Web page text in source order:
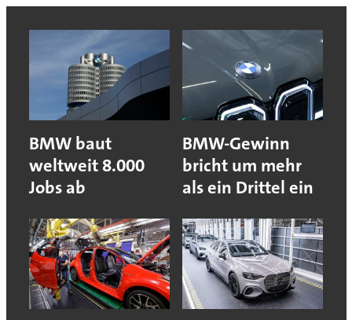
BMW baut
weltweit 8.000
Jobs ab
BMW-Gewinn
bricht um mehr
als ein Drittel ein